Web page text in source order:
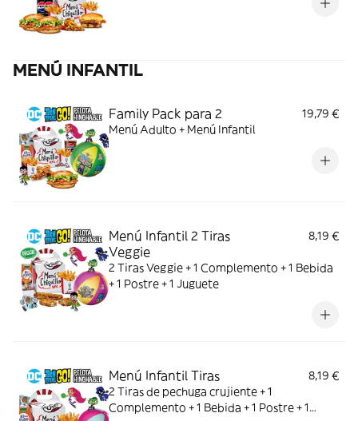
MENÚ INFANTIL
Family Pack para 2
19,79 €
Menú Adulto + Menú Infantil
Menú Infantil 2 Tiras
Veggie
8,19 €
2 Tiras Veggie + 1 Complemento + 1 Bebida
+ 1 Postre + 1 Juguete
Menú Infantil Tiras
8,19 €
2 Tiras de pechuga crujiente + 1
Complemento + 1 Bebida + 1 Postre + 1